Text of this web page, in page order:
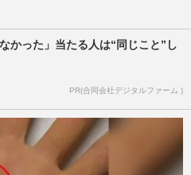
かった」当たる人は“同じこと”し
PR(合同会社デジタルファーム )